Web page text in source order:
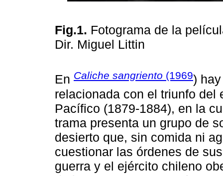
Fig.1. Fotograma de la
Dir. Miguel Littin
En Caliche sangriento (1969)
relacionada con el triunfo del
Pacífico (1879-1884), en la
trama presenta un grupo de
desierto que, sin comida ni
cuestionar las órdenes de
guerra y el ejército chileno